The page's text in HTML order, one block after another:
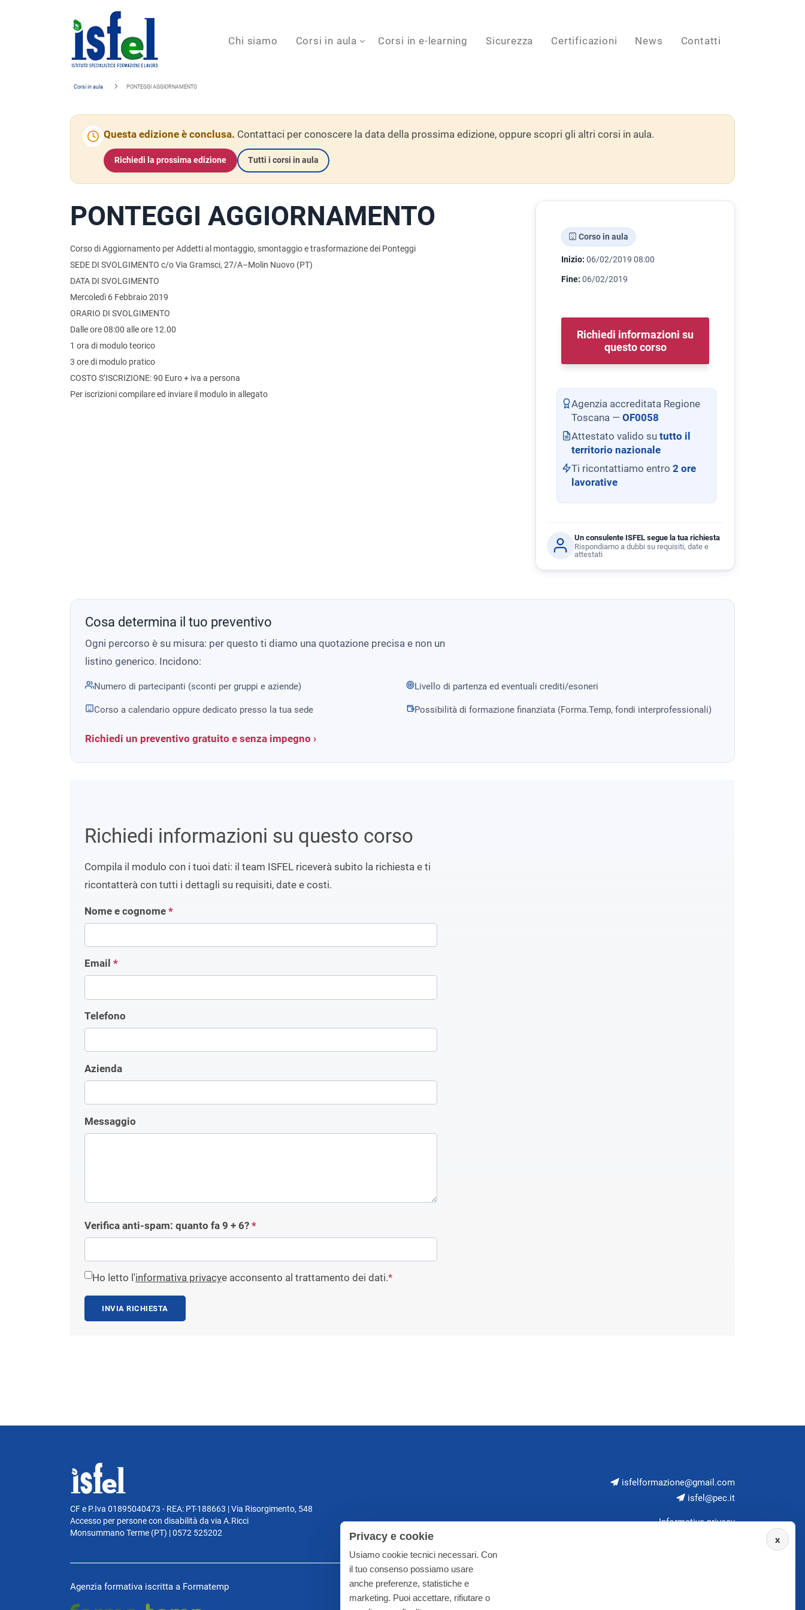
Istituto
formazione
Chi siamo Corsi in aula Corsi in e-learning Sicurezza Certificazioni News Contatti
Corsi in aula PONTEGGI AGGIORNAMENTO
Questa edizione è conclusa. Contattaci per conoscere la data della prossima edizione, oppure scopri gli altri corsi in aula.
Richiedi la prossima edizione Tutti i corsi in aula
PONTEGGI AGGIORNAMENTO
Corso di Aggiornamento per Addetti al montaggio, smontaggio e trasformazione dei Ponteggi
SEDE DI SVOLGIMENTO c/o Via Gramsci, 27/A–Molin Nuovo (PT)
DATA DI SVOLGIMENTO
Mercoledì 6 Febbraio 2019
ORARIO DI SVOLGIMENTO
Dalle ore 08:00 alle ore 12.00
1 ora di modulo teorico
3 ore di modulo pratico
COSTO S’ISCRIZIONE: 90 Euro + iva a persona
Per iscrizioni compilare ed inviare il modulo in allegato
Corso in aula
Inizio: 06/02/2019 08:00
Fine: 06/02/2019
Richiedi informazioni su
questo corso
Agenzia accreditata Regione
Toscana —OF0058
Attestato valido sututto il
territorio nazionale
Ti ricontattiamo entro2 ore
lavorative
Un consulente ISFEL segue la tua richiesta
Rispondiamo a dubbi su requisiti, date e
attestati
Cosa determina il tuo preventivo
Ogni percorso è su misura: per questo ti diamo una quotazione precisa e non un
listino generico. Incidono:
Numero di partecipanti (sconti per gruppi e aziende) Livello di partenza ed eventuali crediti/esoneri
Corso a calendario oppure dedicato presso la tua sede Possibilità di formazione finanziata (Forma.Temp, fondi interprofessionali)
Richiedi un preventivo gratuito e senza impegno ›
Richiedi informazioni su questo corso
Compila il modulo con i tuoi dati: il team ISFEL riceverà subito la richiesta e ti
ricontatterà con tutti i dettagli su requisiti, date e costi.
Nome e cognome *
Email *
Telefono
Azienda
Messaggio
Verifica anti-spam: quanto fa 9 + 6? *
Ho letto l'informativa privacye acconsento al trattamento dei dati.*
INVIA RICHIESTA
CF e P.Iva 01895040473 - REA: PT-188663 | Via Risorgimento, 548
Accesso per persone con disabilità da via A.Ricci
Monsummano Terme (PT) | 0572 525202
isfelformazione@gmail.com
isfel@pec.it
Informativa privacy
Agenzia formativa iscritta a Formatemp
x
Privacy e cookie
Usiamo cookie tecnici necessari. Con
il tuo consenso possiamo usare
anche preferenze, statistiche e
marketing. Puoi accettare, rifiutare o